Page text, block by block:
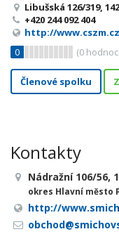
Libušská 126/319,
+420 244 092 404
http://www.cszm.cz
0
(0
Členové spolku
Kontakty
Nádražní 106/56,
okres Hlavní město
http://